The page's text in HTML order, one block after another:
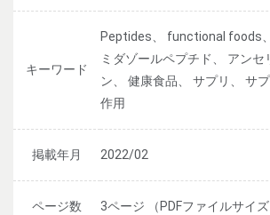
キーワード
Peptides、 functional foods
ミダゾールペプチド、 アンセ
ン、 健康食品、 サプリ、 サ
作用
掲載年月 2022/02
ページ数 3ページ （PDFファイルサイズ